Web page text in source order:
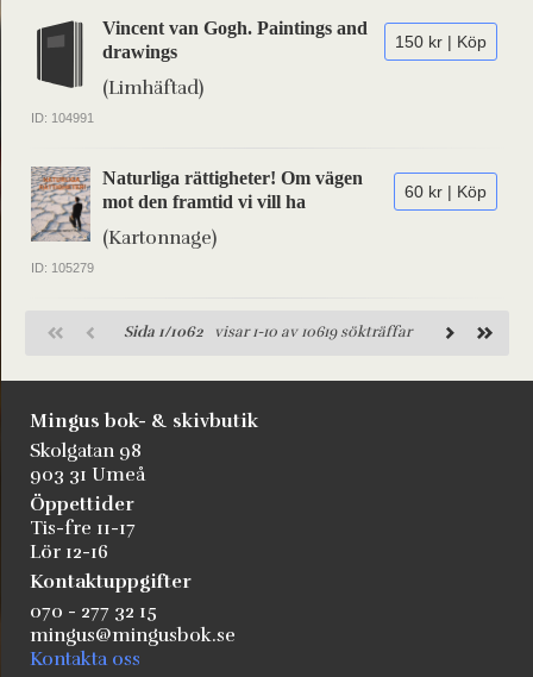
150 kr | Köp
Vincent van Gogh. Paintings and
drawings
(Limhäftad)
ID: 104991
60 kr | Köp
Naturliga rättigheter! Om vägen
mot den framtid vi vill ha
(Kartonnage)
ID: 105279
Sida 1/1062visar 1-10 av 10619 sökträffar
Mingus bok- & skivbutik
Skolgatan 98
903 31 Umeå
Öppettider
Tis-fre 11-17
Lör 12-16
Kontaktuppgifter
070 - 277 32 15
mingus@mingusbok.se
Kontakta oss